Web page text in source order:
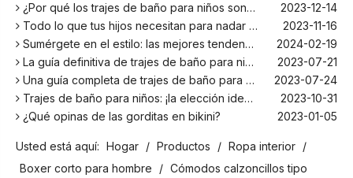
¿Por qué los trajes de baño para niños son más cómodos con elastano?
2023-12-14
Todo lo que tus hijos necesitan para nadar este verano
2023-11-16
Sumérgete en el estilo: las mejores tendencias en trajes de baño para niños de la temporada
2024-02-19
La guía definitiva de trajes de baño para niños: comodidad, diseño y seguridad
2023-07-21
Una guía completa de trajes de baño para niños: comodidad, estilo y seguridad para divertirse bajo el sol
2023-07-24
Trajes de baño para niños: ¡la elección ideal para tus hijos!
2023-10-31
¿Qué opinas de las gorditas en bikini?
2023-01-05
¡El principal fabricante de trajes de baño en Bali!
2024-02-22
¡Date un chapuzón con los trajes de baño para niños más populares de la temporada!
2024-02-02
Usted está aquí: Hogar / Productos / Ropa interior /
Boxer corto para hombre
/ Cómodos calzoncillos tipo